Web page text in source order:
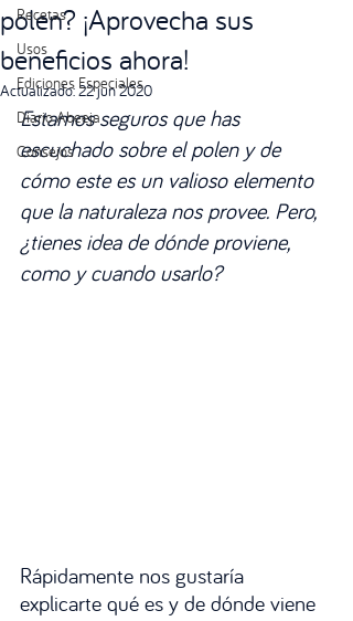
Recetas
Usos
Ediciones Especiales
Diario Abeeja
Consejos
polen? ¡Aprovecha sus
beneficios ahora!
Actualizado:22 jun 2020
Estamos seguros que has
escuchado sobre el polen y de
cómo este es un valioso elemento
que la naturaleza nos provee. Pero,
¿tienes idea de dónde proviene,
como y cuando usarlo?
Rápidamente nos gustaría
explicarte qué es y de dónde viene